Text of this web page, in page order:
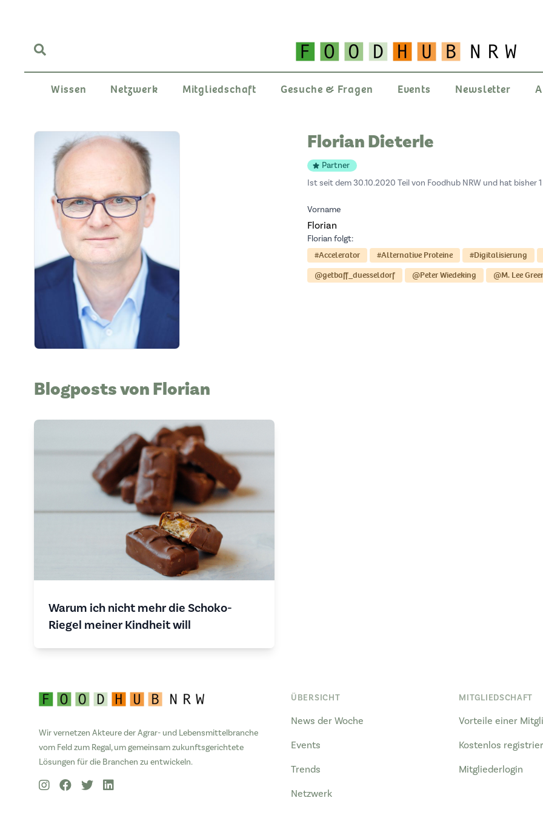
Wissen Netzwerk Mitgliedschaft Gesuche & Fragen Events Newsletter
Florian Dieterle
Partner
Ist seit dem 30.10.2020 Teil von Foodhub NRW und hat bisher
Vorname
Florian
Florian folgt:
#Accelerator #Alternative Proteine
#Digitalisierung
@getbaff_duesseldorf
@Peter Wiedeking @M. Lee
Blogposts von Florian
Warum ich nicht mehr die Schoko-
Riegel meiner Kindheit will
Wir vernetzen Akteure der Agrar- und Lebensmittelbranche
vom Feld zum Regal, um gemeinsam zukunftsgerichtete
Lösungen für die Branchen zu entwickeln.
ÜBERSICHT
News der Woche
Events
Trends
Netzwerk
MITGLIEDSCHAFT
Vorteile einer
Kostenlos
Mitgliederlogin